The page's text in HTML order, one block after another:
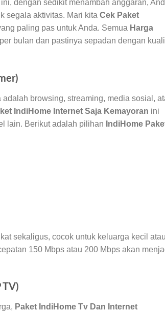
dengan sedikit menambah anggaran,
segala aktivitas. Mari kita Cek Paket
paling pas untuk Anda. Semua Harga
bulan dan pastinya sepadan dengan
browsing, streaming, media sosial,
IndiHome Internet Saja Kemayoran ini
lain. Berikut adalah pilihan IndiHome
sekaligus, cocok untuk keluarga kecil
150 Mbps atau 200 Mbps akan
TV)
Paket IndiHome Tv Dan Internet